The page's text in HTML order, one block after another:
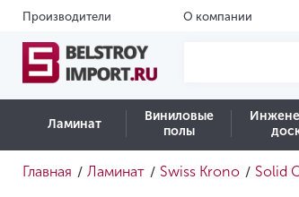
Производители О компании
Ламинат
Виниловые
полы
Главная / Ламинат / Swiss Krono / Solid